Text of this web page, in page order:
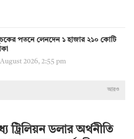
পতনে লেনদেন ১ হাজার ২১০ কোটি
August 2026, 2:55 pm
আরও
ট্রিলিয়ন ডলার অর্থনীতি